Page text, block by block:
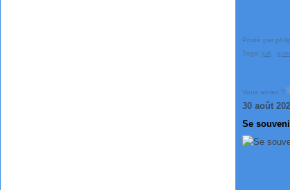
Posté par
Tags: juif ,
Vous aimez ?
30 août
Se